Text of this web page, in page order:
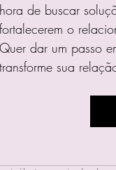
hora de buscar
fortalecerem o
Quer dar um passo
transforme sua